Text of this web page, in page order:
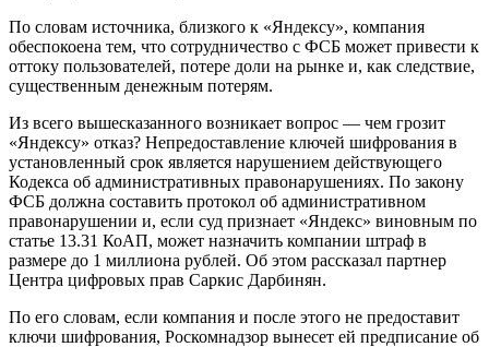
По словам источника, близкого к «Яндексу», компания
обеспокоена тем, что сотрудничество с ФСБ может привести к
оттоку пользователей, потере доли на рынке и, как следствие,
существенным денежным потерям.
Из всего вышесказанного возникает вопрос — чем грозит
«Яндексу» отказ? Непредоставление ключей шифрования в
установленный срок является нарушением действующего
Кодекса об административных правонарушениях. По закону
ФСБ должна составить протокол об административном
правонарушении и, если суд признает «Яндекс» виновным по
статье 13.31 КоАП, может назначить компании штраф в
размере до 1 миллиона рублей. Об этом рассказал партнер
Центра цифровых прав Саркис Дарбинян.
По его словам, если компания и после этого не предоставит
ключи шифрования, Роскомнадзор вынесет ей предписание об